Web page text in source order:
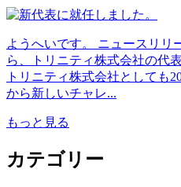
ようへいです。 ニュースリリ
ら、トリニティ株式会社の代
トリニティ株式会社としても
から新しいチャレ...
もっと見る
カテゴリー